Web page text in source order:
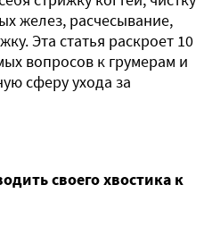
желез, расчесывание,
Эта статья раскроет 10
вопросов к грумерам и
сферу ухода за
своего хвостика к